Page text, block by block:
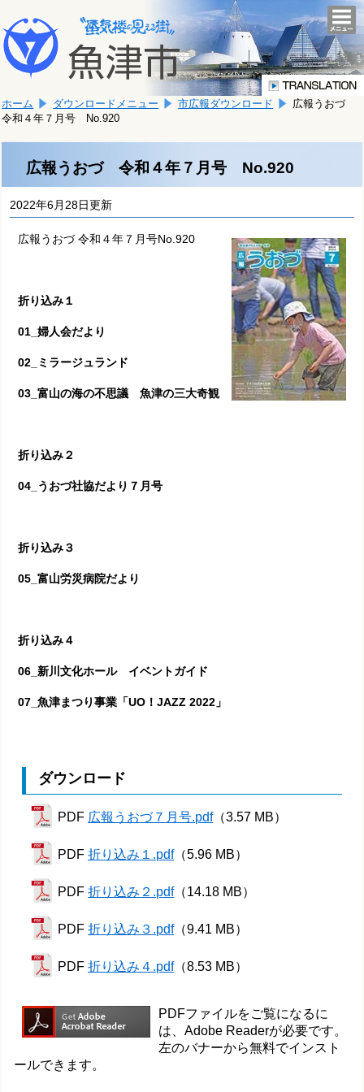
文
へ
移
ま
す。
こ
か
文
で
す。
ホーム ダウンロードメニュー 市広報ダウンロード
広報うおづ
令和４年７月号 No.920
広報うおづ 令和４年７月号 No.920
2022年6月28日更新
広報うおづ 令和４年７月号No.920
折り込み１
01_婦人会だより
02_ミラージュランド
03_富山の海の不思議 魚津の三大奇観
折り込み２
04_うおづ社協だより７月号
折り込み３
05_富山労災病院だより
折り込み４
06_新川文化ホール イベントガイド
07_魚津まつり事業「UO！JAZZ 2022」
ダウンロード
PDF 広報うおづ７月号.pdf（3.57 MB）
PDF折り込み１.pdf（5.96 MB）
PDF折り込み２.pdf（14.18 MB）
PDF折り込み３.pdf（9.41 MB）
PDF折り込み４.pdf（8.53 MB）
PDFファイルをご覧になるに
は、Adobe Readerが必要です。
左のバナーから無料でインスト
ールできます。